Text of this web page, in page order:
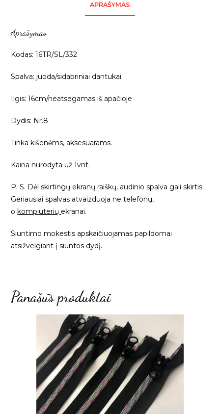
dantukais,
galvute,
16TR/SL/332
APRAŠYMAS
Aprašymas
Kodas: 16TR/SL/332
Spalva: juoda/sidabriniai dantukai
Ilgis: 16cm/neatsegamas iš apačioje
Dydis: Nr.8
Tinka kišenėms, aksesuarams.
Kaina nurodyta už 1vnt.
P. S. Dėl skirtingų ekranų raiškų, audinio spalva gali skirtis.
Geriausiai spalvas atvaizduoja ne telefonų,
okompiuterių ekranai.
Siuntimo mokestis apskaičiuojamas papildomai
atsižvelgiant į siuntos dydį.
Panašūs produktai